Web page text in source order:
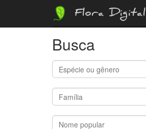
Flora Digital
Busca